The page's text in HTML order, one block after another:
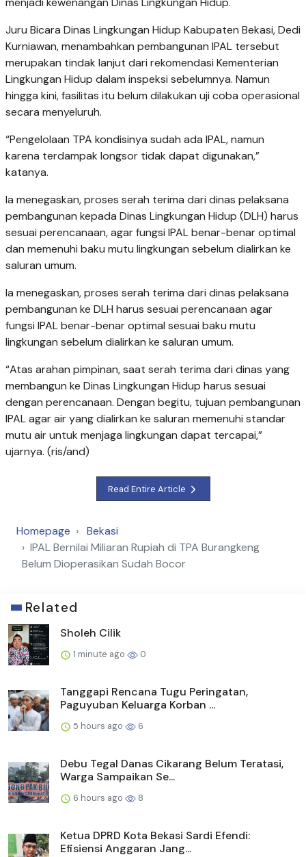
Juru Bicara Dinas Lingkungan Hidup Kabupaten Bekasi, Dedi
Kurniawan, menambahkan pembangunan IPAL tersebut
merupakan tindak lanjut dari rekomendasi Kementerian
Lingkungan Hidup dalam inspeksi sebelumnya. Namun
hingga kini, fasilitas itu belum dilakukan uji coba operasional
secara menyeluruh.
“Pengelolaan TPA kondisinya sudah ada IPAL, namun
karena terdampak longsor tidak dapat digunakan,”
katanya.
Ia menegaskan, proses serah terima dari dinas pelaksana
pembangunan kepada Dinas Lingkungan Hidup (DLH) harus
sesuai perencanaan, agar fungsi IPAL benar-benar optimal
dan memenuhi baku mutu lingkungan sebelum dialirkan ke
saluran umum.
Ia menegaskan, proses serah terima dari dinas pelaksana
pembangunan ke DLH harus sesuai perencanaan agar
fungsi IPAL benar-benar optimal sesuai baku mutu
lingkungan sebelum dialirkan ke saluran umum.
“Atas arahan pimpinan, saat serah terima dari dinas yang
membangun ke Dinas Lingkungan Hidup harus sesuai
dengan perencanaan. Dengan begitu, tujuan pembangunan
IPAL agar air yang dialirkan ke saluran memenuhi standar
mutu air untuk menjaga lingkungan dapat tercapai,”
ujarnya. (ris/and)
Read Entire Article
Homepage
Bekasi
IPAL Bernilai Miliaran Rupiah di TPA Burangkeng
Belum Dioperasikan Sudah Bocor
Related
Sholeh Cilik
1 minute ago 0
Tanggapi Rencana Tugu Peringatan,
Paguyuban Keluarga Korban ...
5 hours ago 6
Debu Tegal Danas Cikarang Belum Teratasi,
Warga Sampaikan Se...
6 hours ago 8
Ketua DPRD Kota Bekasi Sardi Efendi:
Efisiensi Anggaran Jang...